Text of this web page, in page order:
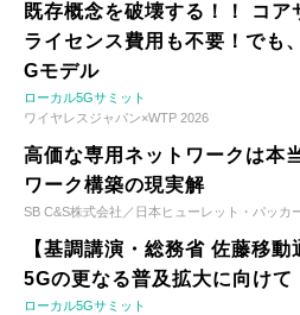
既存概念を破壊する！！ コア
ライセンス費用も不要！でも
Gモデル
ローカル5Gサミット
ワイヤレスジャパン×WTP 2026
高価な専用ネットワークは本
ワーク構築の現実解
SB C&S株式会社／日本ヒューレット・パッカ
【基調講演・総務省 佐藤移
5Gの更なる普及拡大に向けて
ローカル5Gサミット